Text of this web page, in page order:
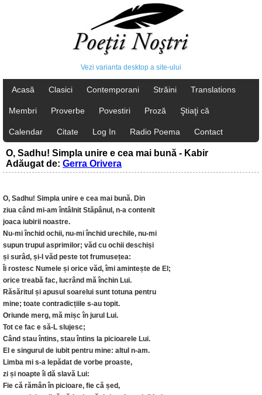
Vezi varianta desktop a site-ului
Acasă Clasici Contemporani Străini Translations
Membri Proverbe Povestiri Proză Ştiaţi că
Calendar Citate Log In Radio Poema Contact
O, Sadhu! Simpla unire e cea mai bună - Kabir
Adăugat de: Gerra Orivera
O, Sadhu! Simpla unire e cea mai bună. Din
ziua când mi-am întâlnit Stăpânul, n-a contenit
joaca iubirii noastre.
Nu-mi închid ochii, nu-mi închid urechile, nu-mi
supun trupul asprimilor; văd cu ochii deschiși
și surâd, și-I văd peste tot frumusețea:
Îi rostesc Numele și orice văd, îmi amintește de El;
orice treabă fac, lucrând mă închin Lui.
Răsăritul și apusul soarelui sunt totuna pentru
mine; toate contradicțiile s-au topit.
Oriunde merg, mă mișc în jurul Lui.
Tot ce fac e să-L slujesc;
Când stau întins, stau întins la picioarele Lui.
El e singurul de iubit pentru mine: altul n-am.
Limba mi s-a lepădat de vorbe proaste,
zi și noapte îi dă slavă Lui:
Fie că rămân în picioare, fie că șed,